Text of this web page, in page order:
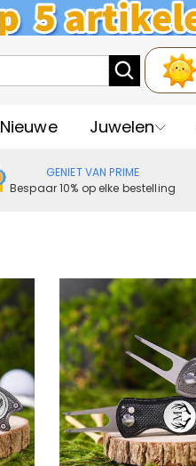
Nieuwe Juwelen
GENIET VAN PRIME
Bespaar 10% op elke bestelling